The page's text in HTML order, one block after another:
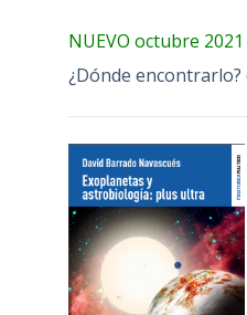
NUEVO octubre 2021
¿Dónde